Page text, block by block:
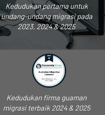
Kedudukan pertama untuk
undang-undang migrasi pada
2023, 2024 & 2025
Kedudukan firma guaman
migrasi terbaik 2024 & 2025